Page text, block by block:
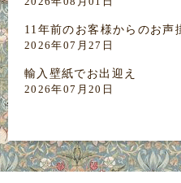
11年前のお客様からのお声
2026年07月27日
輸入壁紙でお出迎え
2026年07月20日